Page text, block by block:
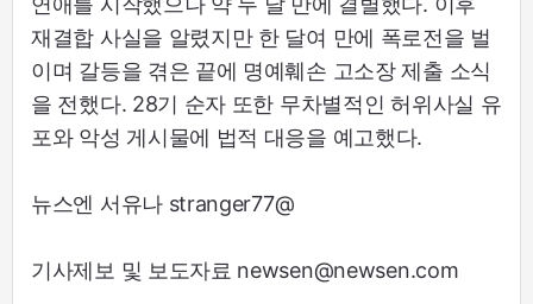
재결합 사실을 알렸지만 한 달여 만에 폭로전을 벌
이며 갈등을 겪은 끝에 명예훼손 고소장 제출 소식
을 전했다. 28기 순자 또한 무차별적인 허위사실 유
포와 악성 게시물에 법적 대응을 예고했다.
뉴스엔 서유나 stranger77@
기사제보 및 보도자료 newsen@newsen.com